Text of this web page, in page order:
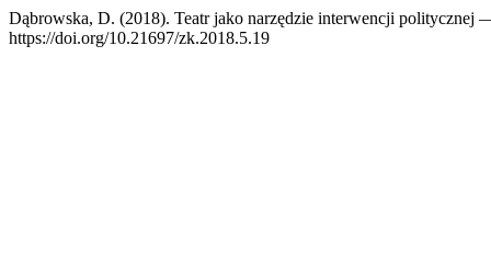
Dąbrowska, D. (2018). Teatr jako narzędzie interwencji politycznej
https://doi.org/10.21697/zk.2018.5.19